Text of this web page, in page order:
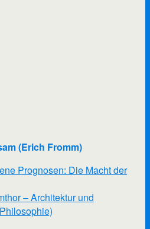
(Erich Fromm)
Prognosen: Die Macht der
– Architektur und